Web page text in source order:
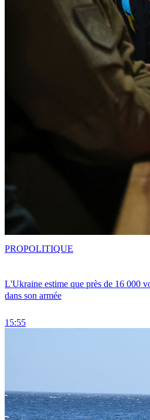
L'Ukraine estime que près de 16 000
dans son armée
15:55
PROPOLITIQUE